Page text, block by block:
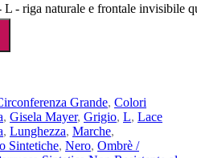
- riga naturale e frontale invisibile
Grande, Colori
, Gisela Mayer, Grigio, L, Lace
, Lunghezza, Marche,
Sintetiche, Nero, Ombrè /